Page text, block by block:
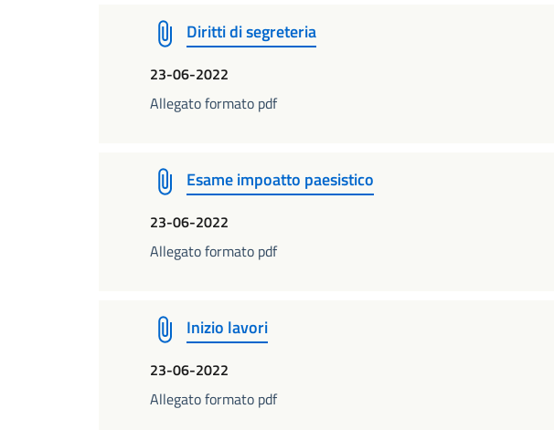
Diritti di segreteria
23-06-2022
Allegato formato pdf
Esame impoatto paesistico
23-06-2022
Allegato formato pdf
Inizio lavori
23-06-2022
Allegato formato pdf